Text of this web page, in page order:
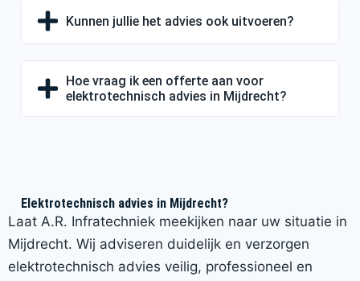
Kunnen jullie het advies ook uitvoeren?
Hoe vraag ik een offerte aan voor
elektrotechnisch advies in Mijdrecht?
Elektrotechnisch advies in Mijdrecht?
Laat A.R. Infratechniek meekijken naar uw situatie in
Mijdrecht. Wij adviseren duidelijk en verzorgen
elektrotechnisch advies veilig, professioneel en